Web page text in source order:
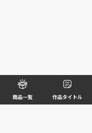
商品一覧 作品タイトル